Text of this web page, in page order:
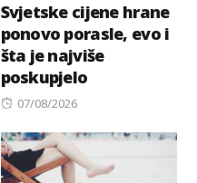
Svjetske cijene hrane
ponovo porasle, evo i
šta je najviše
poskupjelo
Posted
07/08/2026